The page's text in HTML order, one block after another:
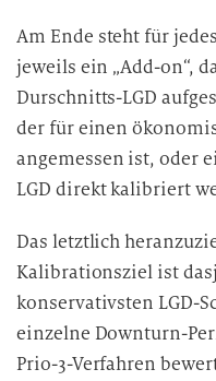
Am Ende steht für
jeweils ein „Add-on“,
Durschnitts-LGD
der für einen
angemessen ist, oder
LGD direkt kalibriert
Das letztlich
Kalibrationsziel ist
konservativsten LGD-
einzelne Downturn-
Prio-3-Verfahren